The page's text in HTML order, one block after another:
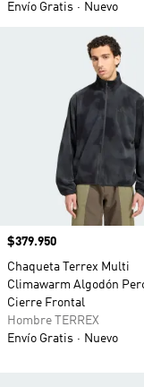
Envío Gratis
Nuevo
Precio
$379.950
Chaqueta Terrex Multi
Climawarm Algodón
Cierre Frontal
Hombre TERREX
Envío Gratis
Nuevo